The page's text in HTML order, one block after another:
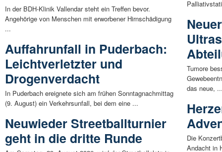
In der BDH-Klinik Vallendar steht ein Treffen bevor.
Angehörige von Menschen mit erworbener Hirnschädigung
...
Auffahrunfall in Puderbach:
Leichtverletzter und
Drogenverdacht
In Puderbach ereignete sich am frühen Sonntagnachmittag
(9. August) ein Verkehrsunfall, bei dem eine ...
Neuwieder Streetballturnier
geht in die dritte Runde
Tumore
das neue,
Die
Andacht in